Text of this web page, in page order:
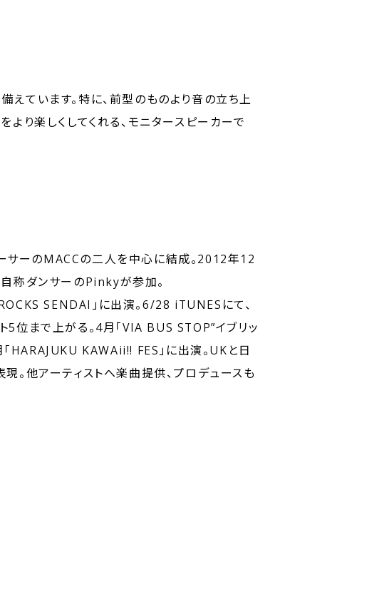
えています。特に、前型のものより音の立ち上
より楽しくしてくれる、モニタースピーカーで
ーサーのMACCの二人を中心に結成。2012年12
称ダンサーのPinkyが参加。
SENDAI」に出演。6/28 iTUNESにて、
位まで上がる。4月「VIA BUS STOP”イブリッ
「HARAJUKU KAWAii!! FES」に出演。UKと日
。他アーティストへ楽曲提供、プロデュースも